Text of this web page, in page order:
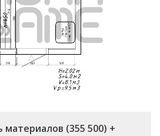
материалов (355 500) +